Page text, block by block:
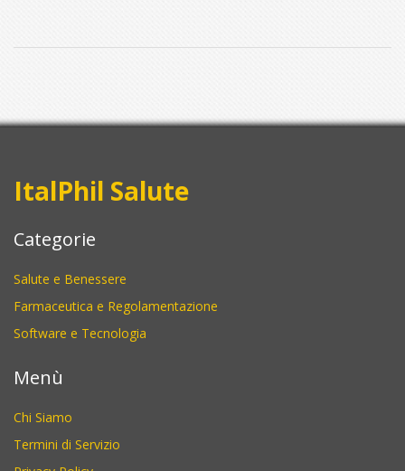
ItalPhil Salute
Categorie
Salute e Benessere
Farmaceutica e Regolamentazione
Software e Tecnologia
Menù
Chi Siamo
Termini di Servizio